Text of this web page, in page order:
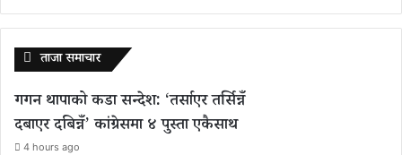
ताजा समाचार
गगन थापाको कडा सन्देश: ‘तर्साएर तर्सिन्नँ
दबाएर दबिन्नँ’ कांग्रेसमा ४ पुस्ता एकैसाथ
4 hours ago